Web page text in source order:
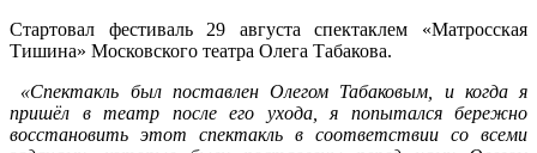
Стартовал фестиваль 29 августа спектаклем «Матросская
Тишина» Московского театра Олега Табакова.
«Спектакль был поставлен Олегом Табаковым, и когда я
пришёл в театр после его ухода, я попытался бережно
восстановить этот спектакль в соответствии со всеми